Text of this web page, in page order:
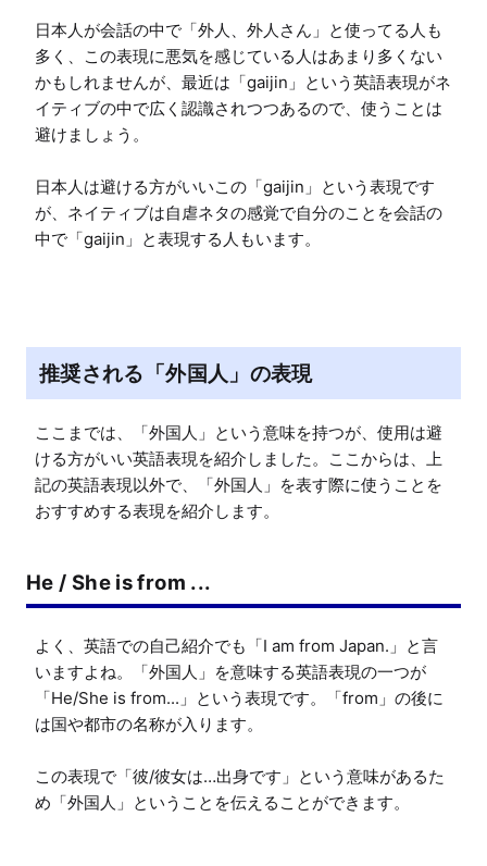
日本人が会話の中で「外人、外人さん」と使ってる人も
多く、この表現に悪気を感じている人はあまり多くない
かもしれませんが、最近は「gaijin」という英語表現がネ
イティブの中で広く認識されつつあるので、使うことは
避けましょう。
日本人は避ける方がいいこの「gaijin」という表現です
が、ネイティブは自虐ネタの感覚で自分のことを会話の
中で「gaijin」と表現する人もいます。
推奨される「外国人」の表現
ここまでは、「外国人」という意味を持つが、使用は避
ける方がいい英語表現を紹介しました。ここからは、上
記の英語表現以外で、「外国人」を表す際に使うことを
おすすめする表現を紹介します。
He / She is from ...
よく、英語での自己紹介でも「I am from Japan.」と言
いますよね。「外国人」を意味する英語表現の一つが
「He/She is from...」という表現です。「from」の後に
は国や都市の名称が入ります。
この表現で「彼/彼女は…出身です」という意味があるた
め「外国人」ということを伝えることができます。